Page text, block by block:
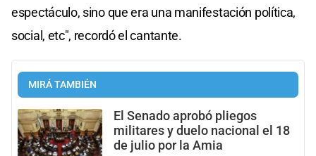
espectáculo, sino que era una manifestación política,
social, etc", recordó el cantante.
MIRÁ TAMBIÉN
El Senado aprobó pliegos
militares y duelo nacional el 18
de julio por la Amia